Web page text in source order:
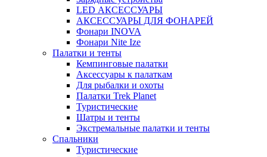
LED АКСЕССУАРЫ
АКСЕССУАРЫ ДЛЯ ФОНАРЕЙ
Фонари INOVA
Фонари Nite Ize
Палатки и тенты
Кемпинговые палатки
Аксессуары к палаткам
Для рыбалки и охоты
Палатки Trek Planet
Туристические
Шатры и тенты
Экстремальные палатки и тенты
Спальники
Туристические